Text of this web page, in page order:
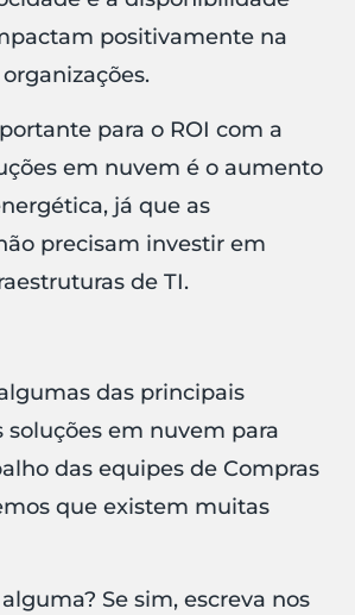
positivamente na
para o ROI com a
em nuvem é o aumento
já que as
precisam investir em
de TI.
das principais
soluções em nuvem para
das equipes de Compras
que existem muitas
Se sim, escreva nos